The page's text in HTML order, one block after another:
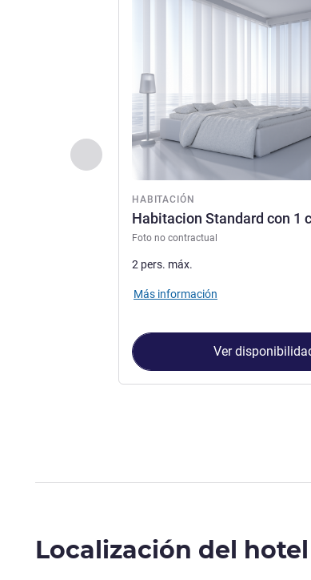
Anterior - Habitación
HABITACIÓN
Habitacion Standard con 1
Foto no contractual
2 pers. máx.
Más información
Ver
Localización del hotel